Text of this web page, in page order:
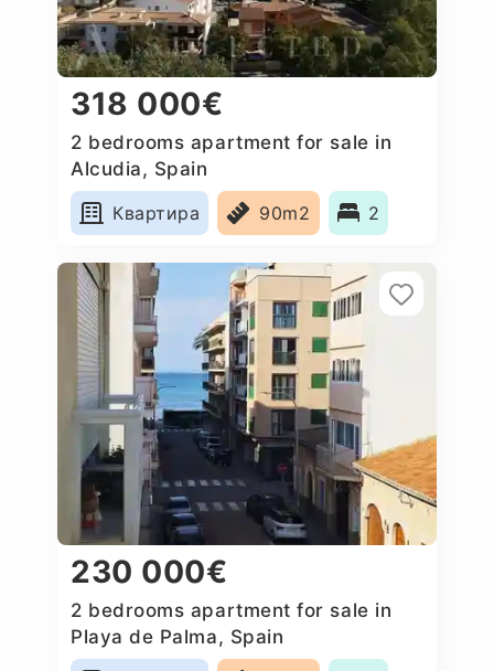
318 000€
2 bedrooms apartment for sale in
Alcudia, Spain
Квартира
90m2 2
230 000€
2 bedrooms apartment for sale in
Playa de Palma, Spain